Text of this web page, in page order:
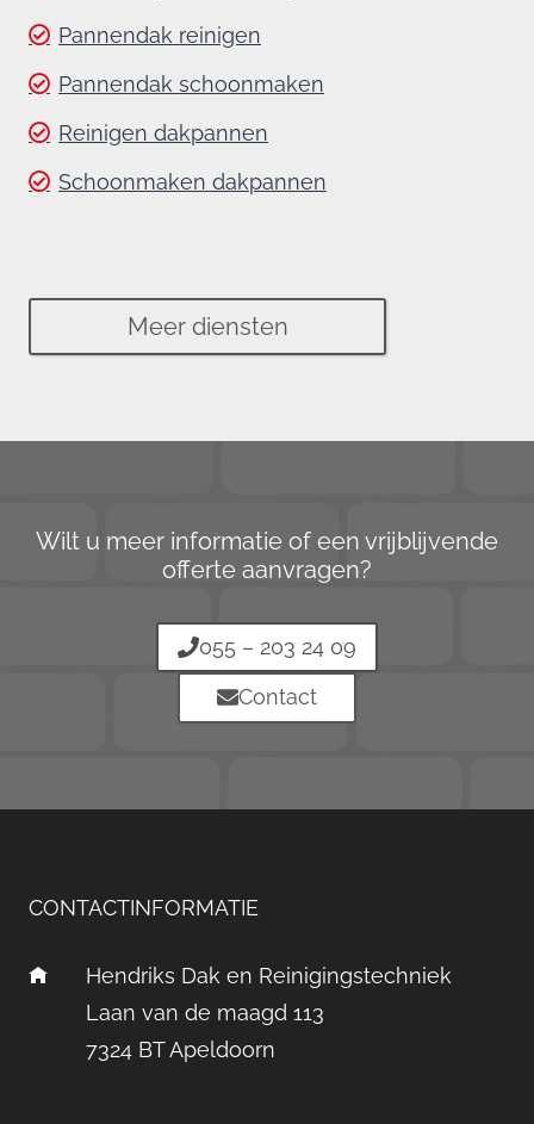
Pannendak reinigen
Pannendak schoonmaken
Reinigen dakpannen
Schoonmaken dakpannen
Meer diensten
Wilt u meer informatie of een vrijblijvende
offerte aanvragen?
055 – 203 24 09
Contact
CONTACTINFORMATIE
Hendriks Dak en Reinigingstechniek
Laan van de maagd 113
7324 BT Apeldoorn